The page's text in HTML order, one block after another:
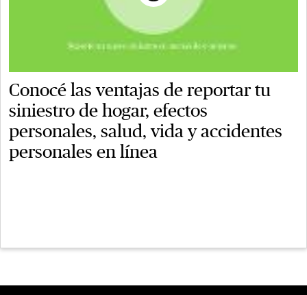
Conocé las ventajas de reportar tu
siniestro de hogar, efectos
personales, salud, vida y accidentes
personales en línea